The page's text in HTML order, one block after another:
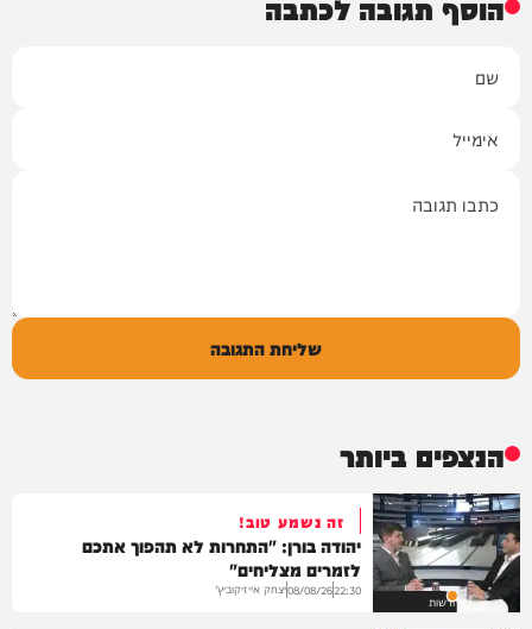
שליחת התגובה
הנצפים ביותר
חדשות
זה נשמע טוב!
יהודה בורן: "התחרות לא תהפוך אתכם
לזמרים מצליחים"
22:30
08/08/26יצחק אייזיקוביץ'